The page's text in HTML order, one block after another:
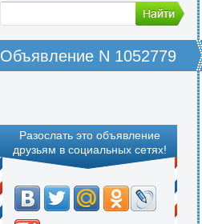
Объявление N 1052779
Разослать это объявление
друзьям в социальных сетях!